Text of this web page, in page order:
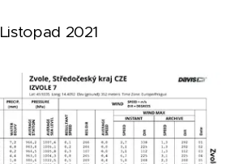
Listopad 2021